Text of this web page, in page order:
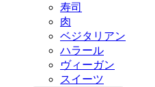
寿司
肉
ベジタリアン
ハラール
ヴィーガン
スイーツ